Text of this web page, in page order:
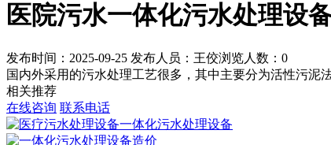
医院污水一体化污水处理设
发布时间：2025-09-25 发布人员：王佼浏览人数： 0
国内外采用的污水处理工艺很多，其中主要分为活性污泥
相关推荐
在线咨询 联系电话